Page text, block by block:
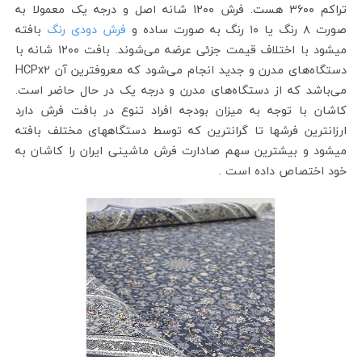
تراکم ۳۶۰۰ هست. فرش ۱۲۰۰ شانه اصل و درجه یک معمولا به
صورت ۸ رنگ یا ۱۰ رنگ به صورت ساده و
فرش دودی رنگ بافته
میشود با اختلاف قیمت جزئی عرضه می‌شوند. بافت ۱۲۰۰ شانه با
دستگاه‌های مدرن و جدید انجام می‌شود که معروفترین آن HCPx2
می‌باشد که از دستگاه‌های مدرن و درجه یک در حال حاضر است.
کاشان با توجه به میزان بودجه افراد تنوع در بافت فرش دارد
ارزانترین فرشها تا گرانترین که توسط دستگاههای مختلف بافته
میشود و بیشترین سهم صادارت فرش ماشینی ایران را کاشان به
خود اختصاص داده است .